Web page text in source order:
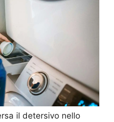
il detersivo nello